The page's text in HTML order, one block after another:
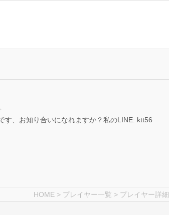
す、お知り合いになれますか？私のLINE: ktt56
HOME > プレイヤー一覧 > プレイヤー詳細